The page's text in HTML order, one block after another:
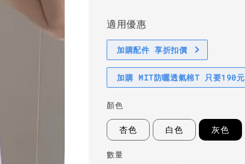
適用優惠
加購配件 享折扣價
加購 MIT防曬透氣棉T 只要190元
顏色
杏色 白色 灰色
數量